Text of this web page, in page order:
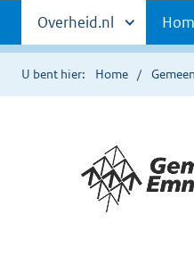
Primaire
navigatie
Andere
sites
binnen
Overheid.nl
U bent hier: Home